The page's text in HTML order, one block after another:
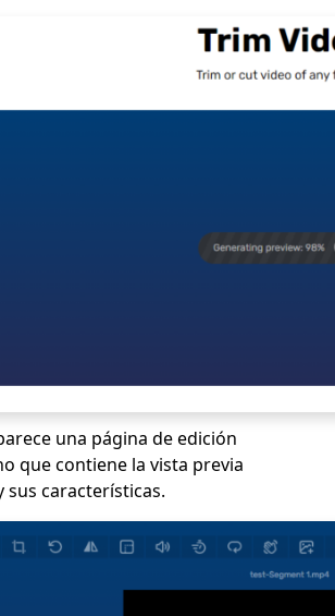
una página de edición
que contiene la vista previa
sus características.